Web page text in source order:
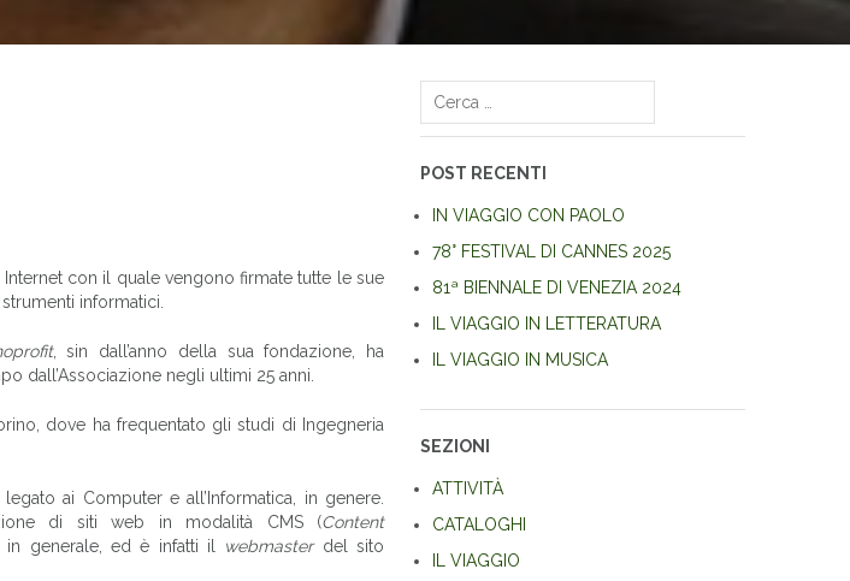
con il quale vengono firmate tutte le sue
informatici.
, sin dall’anno della sua fondazione, ha
dall’Associazione negli ultimi 25 anni.
dove ha frequentato gli studi di Ingegneria
ai Computer e all’Informatica, in genere.
di siti web in modalità CMS (Content
generale, ed è infatti il webmasterdel sito
Ricerca
POST RECENTI
IN VIAGGIO CON PAOLO
78° FESTIVAL DI CANNES 2025
81ª BIENNALE DI VENEZIA 2024
IL VIAGGIO IN LETTERATURA
IL VIAGGIO IN MUSICA
SEZIONI
ATTIVITÀ
CATALOGHI
IL VIAGGIO